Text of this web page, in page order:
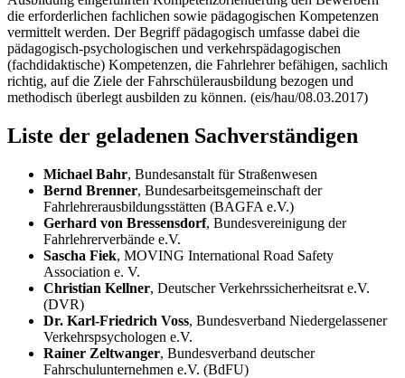
die erforderlichen fachlichen sowie pädagogischen Kompetenzen
vermittelt werden. Der Begriff pädagogisch umfasse dabei die
pädagogisch-psychologischen und verkehrspädagogischen
(fachdidaktische) Kompetenzen, die Fahrlehrer befähigen, sachlich
richtig, auf die Ziele der Fahrschülerausbildung bezogen und
methodisch überlegt ausbilden zu können. (eis/hau/08.03.2017)
Liste der geladenen Sachverständigen
Michael Bahr, Bundesanstalt für Straßenwesen
Bernd Brenner, Bundesarbeitsgemeinschaft der
Fahrlehrerausbildungsstätten (BAGFA e.V.)
Gerhard von Bressensdorf, Bundesvereinigung der
Fahrlehrerverbände e.V.
Sascha Fiek, MOVING International Road Safety
Association e. V.
Christian Kellner, Deutscher Verkehrssicherheitsrat e.V.
(DVR)
Dr. Karl-Friedrich Voss, Bundesverband Niedergelassener
Verkehrspsychologen e.V.
Rainer Zeltwanger, Bundesverband deutscher
Fahrschulunternehmen e.V. (BdFU)